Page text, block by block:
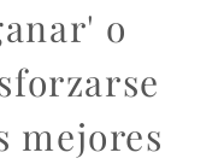
o
mejores